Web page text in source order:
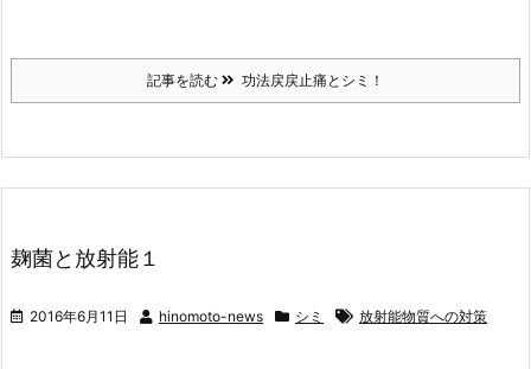
記事を読む 功法戻戻止痛とシミ！
麹菌と放射能１
2016年6月11日 hinomoto-news シミ 放射能物質への対策